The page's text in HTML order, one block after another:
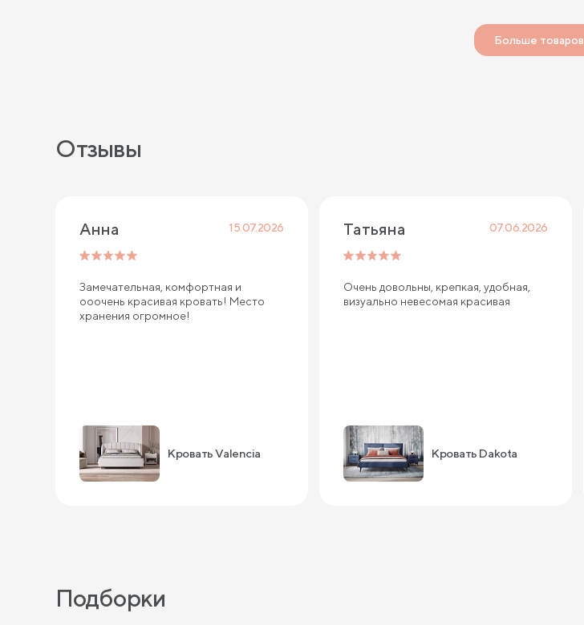
Больше товаров
Отзывы
Анна 15.07.2026
Замечательная, комфортная и
ооочень красивая кровать! Место
хранения огромное!
Кровать Valencia
Татьяна 07.06.2026
Очень довольны, крепкая, удобная,
визуально невесомая красивая
Кровать Dakota
Подборки